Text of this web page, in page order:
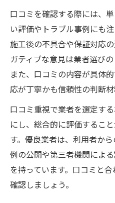
口コミを確認する際には、
い評価やトラブル事例にも
施工後の不具合や保証対応
ガティブな意見は業者選び
また、口コミの内容が具体
応が丁寧かも信頼性の判断材
口コミ重視で業者を選定す
にし、総合的に評価するこ
す。優良業者は、利用者か
例の公開や第三者機関によ
を持っています。口コミと
確認しましょう。